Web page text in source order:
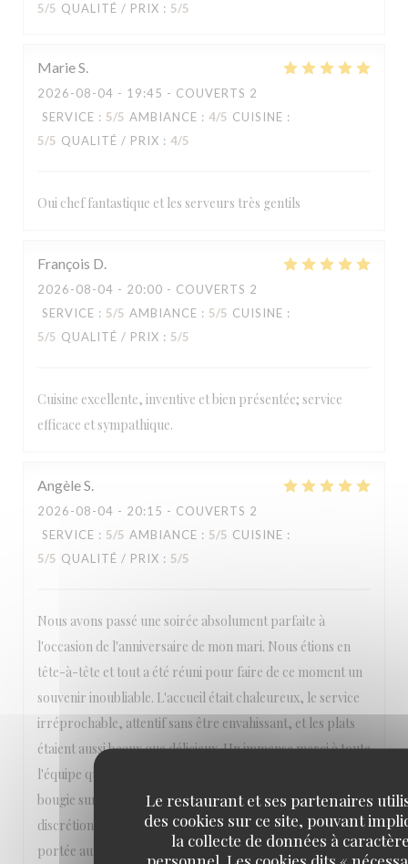
Le restaurant et ses partenaires
des cookies sur ce site, pouvant
la collecte de données à
personnel. Les cookies dits «
5/5 QUALITÉ / PRIX : 5/5
MarieS
2026-08-04 - 19:45 - COUVERTS 2
SERVICE : 5/5 AMBIANCE : 4/5 CUISINE :
5/5 QUALITÉ / PRIX : 4/5
Oui chef fantastique et les serveurs très gentils
François D
2026-08-04 - 20:00 - COUVERTS 2
SERVICE : 5/5 AMBIANCE : 5/5 CUISINE :
5/5 QUALITÉ / PRIX : 5/5
Cuisine excellente, inventive et bien présentée; service
efficace et sympathique.
AngèleS
2026-08-04 - 20:15 - COUVERTS 2
SERVICE : 5/5 AMBIANCE : 5/5 CUISINE :
5/5 QUALITÉ / PRIX : 5/5
Nous avons passé une soirée absolument parfaite à
l'occasion de l'anniversaire de mon mari. Nous étions en
tête-à-tête et tout a été réuni pour faire de ce moment un
souvenir inoubliable. L'accueil était chaleureux, le service
irréprochable, attentif sans être envahissant, et les plats
étaient aussi beaux que délicieux. Un immense merci à toute
l'équipe qui a pris en compte ma demande d'apporter une
bougie sur le dessert. Tout a été fait avec beaucoup de
discrétion et d'élégance. Ce souci du détail et cette attention
portée aux clients font vraiment la différence. Nous nous
LA TABLE DE CATUSSEAU